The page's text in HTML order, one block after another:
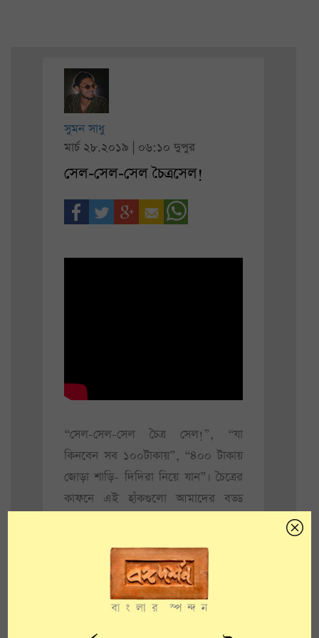
সুমন সাধু
মার্চ ২৮.২০১৯ | ০৬:১০ দুপুর
সেল-সেল-সেল চৈত্রসেল!
“সেল-সেল-সেল চৈত্র সেল!”, “যা
কিনবেন সব ১০০টাকায়”, “৪০০ টাকায়
জোড়া শাড়ি- দিদিরা নিয়ে যান”। চৈত্রের
কাফনে এই হাঁকগুলো আমাদের বড্ড
বছর শেষের ঢাকে কাঠি পড়ে যায়। আবহে
বেজে চলে নববর্ষ, নতুন বছরের উদ্দীপনা।
এক্কেবারে বাঙালিয়ানার আবহাওয়া।